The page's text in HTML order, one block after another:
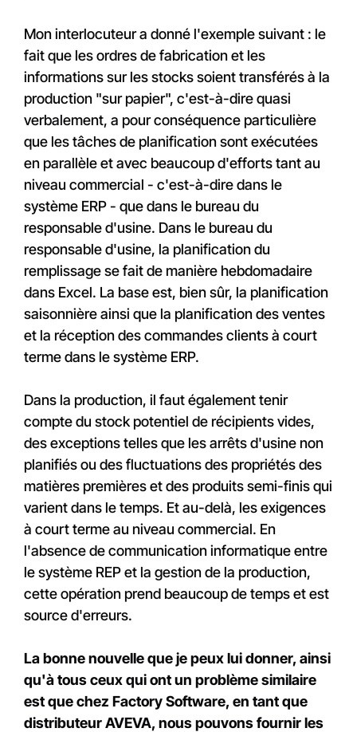
Mon interlocuteur a donné l'exemple suivant : le
fait que les ordres de fabrication et les
informations sur les stocks soient transférés à la
production "sur papier", c'est-à-dire quasi
verbalement, a pour conséquence particulière
que les tâches de planification sont exécutées
en parallèle et avec beaucoup d'efforts tant au
niveau commercial - c'est-à-dire dans le
système ERP - que dans le bureau du
responsable d'usine. Dans le bureau du
responsable d'usine, la planification du
remplissage se fait de manière hebdomadaire
dans Excel. La base est, bien sûr, la planification
saisonnière ainsi que la planification des ventes
et la réception des commandes clients à court
terme dans le système ERP.
Dans la production, il faut également tenir
compte du stock potentiel de récipients vides,
des exceptions telles que les arrêts d'usine non
planifiés ou des fluctuations des propriétés des
matières premières et des produits semi-finis qui
varient dans le temps. Et au-delà, les exigences
à court terme au niveau commercial. En
l'absence de communication informatique entre
le système REP et la gestion de la production,
cette opération prend beaucoup de temps et est
source d'erreurs.
La bonne nouvelle que je peux lui donner, ainsi
qu'à tous ceux qui ont un problème similaire
est que chez Factory Software, en tant que
distributeur AVEVA, nous pouvons fournir les